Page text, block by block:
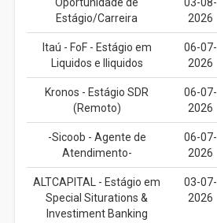
Estágio/Carreira
2026
Itaú - FoF - Estágio em
Liquidos e Iliquidos
06-07-
2026
Kronos - Estágio SDR
(Remoto)
06-07-
2026
-Sicoob - Agente de
Atendimento-
06-07-
2026
ALTCAPITAL - Estágio em
Special Siturations &
Investiment Banking
03-07-
2026